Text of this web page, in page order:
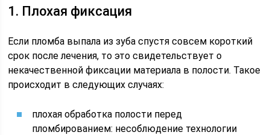
1. Плохая фиксация
Если пломба выпала из зуба спустя совсем короткий
срок после лечения, то это свидетельствует о
некачественной фиксации материала в полости. Такое
происходит в следующих случаях:
плохая обработка полости перед
пломбированием: несоблюдение технологии